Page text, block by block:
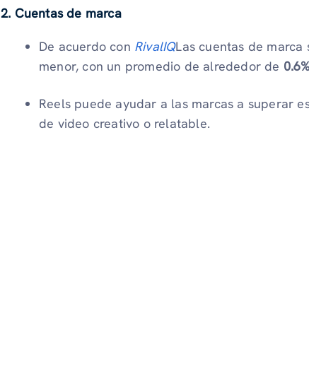
2. Cuentas de marca
De acuerdo con RivalIQLas cuentas de
menor, con un promedio de alrededor de
Reels puede ayudar a las marcas a superar
de video creativo o relatable.